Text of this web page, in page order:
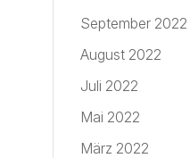
September 2022
August 2022
Juli 2022
Mai 2022
März 2022